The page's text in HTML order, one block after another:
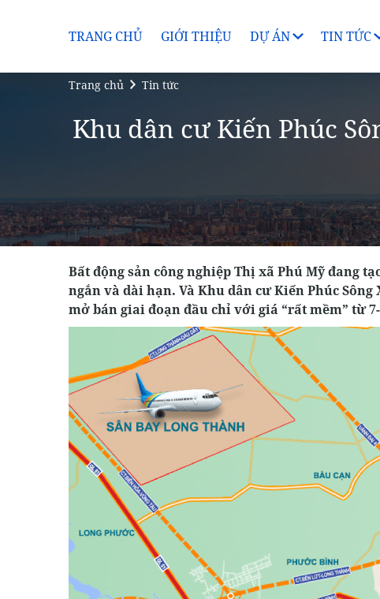
TRANG CHỦ GIỚI THIỆU DỰ ÁN TIN TỨC
Khu dân cư Kiến Phúc
Trang chủ Tin tức
Bất động sản công nghiệp Thị xã Phú Mỹ đang
ngắn và dài hạn. Và Khu dân cư Kiến Phúc
mở bán giai đoạn đầu chỉ với giá “rất mềm” từ